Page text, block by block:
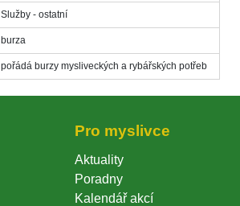
Služby - ostatní
burza
pořádá burzy mysliveckých a rybářských potřeb
Pro myslivce
Aktuality
Poradny
Kalendář akcí